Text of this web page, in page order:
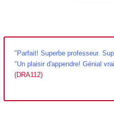
"Parfait! Superbe professeur.
"Un plaisir d'appendre! Génial
(DRA112)